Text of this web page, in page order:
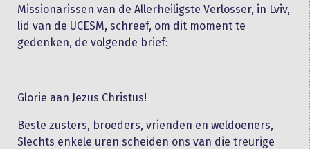
Missionarissen van de Allerheiligste Verlosser, in Lviv,
lid van de UCESM, schreef, om dit moment te
gedenken, de volgende brief:
Glorie aan Jezus Christus!
Beste zusters, broeders, vrienden en weldoeners,
Slechts enkele uren scheiden ons van die treurige